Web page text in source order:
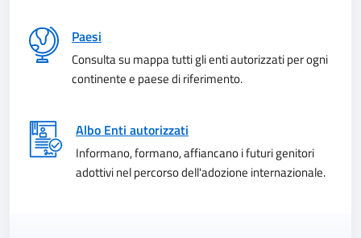
Paesi
Consulta su mappa tutti gli enti autorizzati per ogni
continente e paese di riferimento.
Albo Enti autorizzati
Informano, formano, affiancano i futuri genitori
adottivi nel percorso dell'adozione internazionale.